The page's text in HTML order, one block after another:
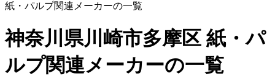
紙・パルプ関連メーカーの一覧
神奈川県川崎市多摩区 紙・パ
ルプ関連メーカーの一覧